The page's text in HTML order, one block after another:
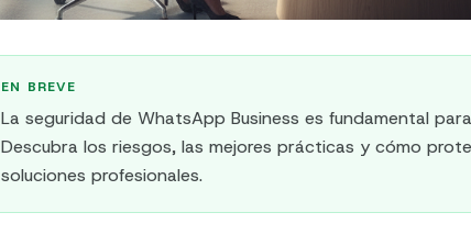
EN BREVE
La seguridad de WhatsApp Business es fundamental
Descubra los riesgos, las mejores prácticas y cómo
soluciones profesionales.